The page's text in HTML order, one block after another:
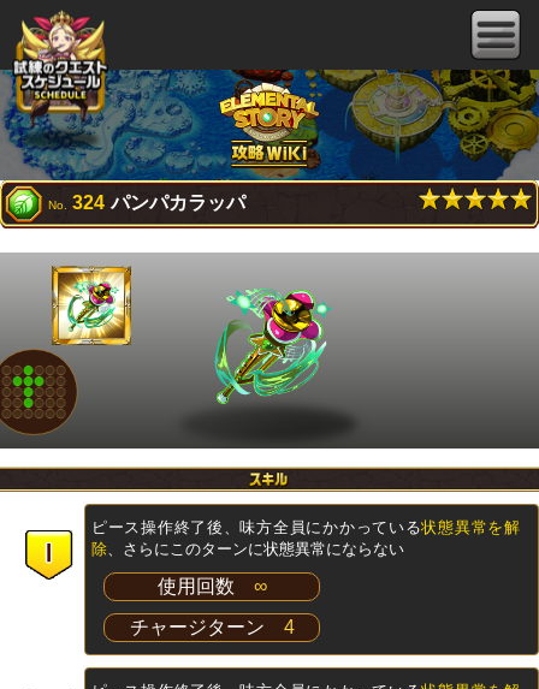
No. 324 パンパカラッパ
ピース操作終了後、味方全員にかかっている状態異常を解
除、さらにこのターンに状態異常にならない
使用回数 ∞
チャージターン 4